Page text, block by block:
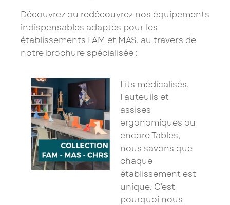
Découvrez ou redécouvrez nos équipements
indispensables adaptés pour les
établissements FAM et MAS, au travers de
notre brochure spécialisée :
Lits médicalisés,
Fauteuils et
assises
ergonomiques ou
encore Tables,
nous savons que
chaque
établissement est
unique. C’est
pourquoi nous
Je confirme mon inscription à la newsletter
Les champs marqués d’un astérisque (*) sont
obligatoires.